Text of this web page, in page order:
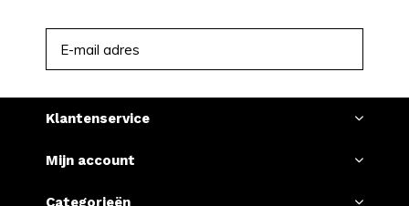
Klantenservice
Mijn account